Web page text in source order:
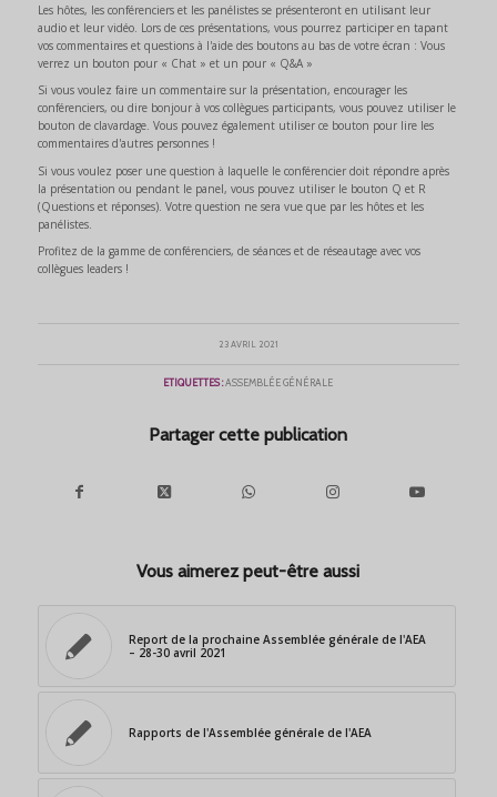
Les hôtes, les conférenciers et les panélistes se présenteront en utilisant leur
audio et leur vidéo. Lors de ces présentations, vous pourrez participer en tapant
vos commentaires et questions à l'aide des boutons au bas de votre écran : Vous
verrez un bouton pour « Chat » et un pour « Q&A »
Si vous voulez faire un commentaire sur la présentation, encourager les
conférenciers, ou dire bonjour à vos collègues participants, vous pouvez utiliser le
bouton de clavardage. Vous pouvez également utiliser ce bouton pour lire les
commentaires d'autres personnes !
Si vous voulez poser une question à laquelle le conférencier doit répondre après
la présentation ou pendant le panel, vous pouvez utiliser le bouton Q et R
(Questions et réponses). Votre question ne sera vue que par les hôtes et les
panélistes.
Profitez de la gamme de conférenciers, de séances et de réseautage avec vos
collègues leaders !
23 AVRIL 2021
ETIQUETTES :ASSEMBLÉE GÉNÉRALE
Partager cette publication
Vous aimerez peut-être aussi
Report de la prochaine Assemblée générale de l'AEA
– 28-30 avril 2021
Rapports de l'Assemblée générale de l'AEA